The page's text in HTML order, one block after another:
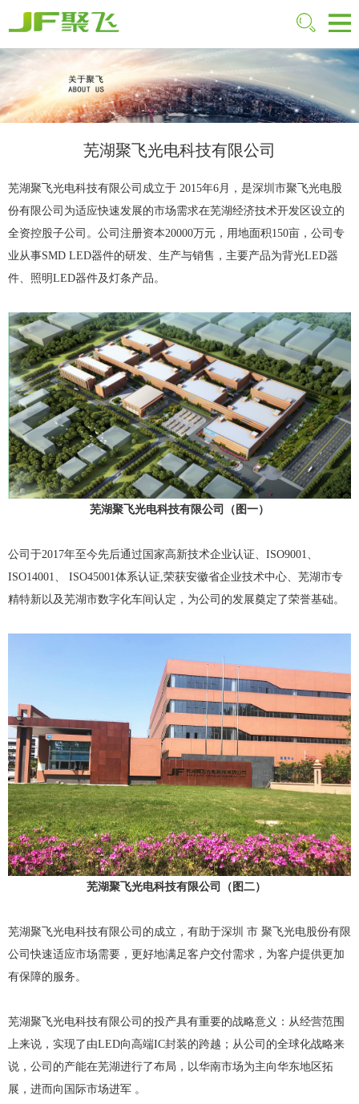
芜湖聚飞光电科技有限公司
芜湖聚飞光电科技有限公司成立于 2015年6月，是深圳市聚飞光电股
份有限公司为适应快速发展的市场需求在芜湖经济技术开发区设立的
全资控股子公司。公司注册资本20000万元，用地面积150亩，公司专
业从事SMD LED器件的研发、生产与销售，主要产品为背光LED器
件、照明LED器件及灯条产品。
芜湖聚飞光电科技有限公司（图一）
公司于2017年至今先后通过国家高新技术企业认证、ISO9001、
ISO14001、 ISO45001体系认证,荣获安徽省企业技术中心、芜湖市专
精特新以及芜湖市数字化车间认定，为公司的发展奠定了荣誉基础。
芜湖聚飞光电科技有限公司（图二）
芜湖聚飞光电科技有限公司的成立，有助于深圳 市 聚飞光电股份有限
公司快速适应市场需要，更好地满足客户交付需求，为客户提供更加
有保障的服务。
芜湖聚飞光电科技有限公司的投产具有重要的战略意义：从经营范围
上来说，实现了由LED向高端IC封装的跨越；从公司的全球化战略来
说，公司的产能在芜湖进行了布局，以华南市场为主向华东地区拓
展，进而向国际市场进军 。